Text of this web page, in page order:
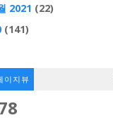
2021 (22)
(141)
이지뷰